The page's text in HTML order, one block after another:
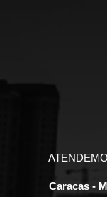
Caracas -